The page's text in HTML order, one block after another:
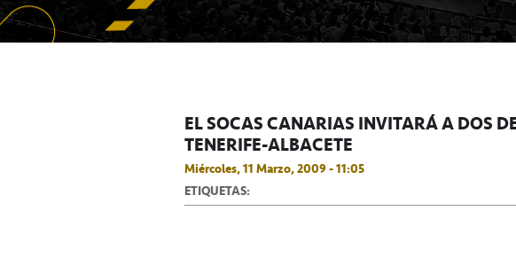
EL SOCAS CANARIAS INVITARÁ A DOS
TENERIFE-ALBACETE
Miércoles, 11 Marzo, 2009 - 11:05
ETIQUETAS: